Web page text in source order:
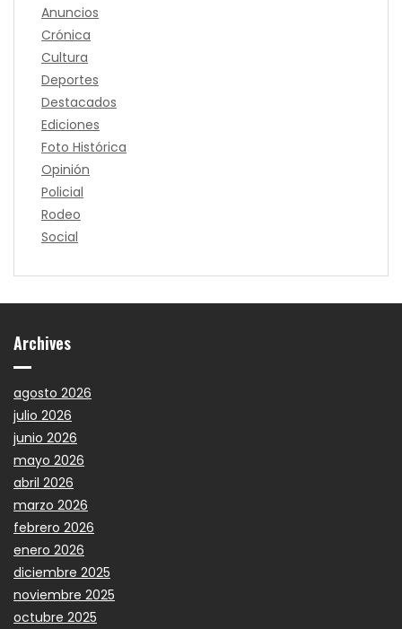
Anuncios
Crónica
Cultura
Deportes
Destacados
Ediciones
Foto Histórica
Opinión
Policial
Rodeo
Social
Archives
agosto 2026
julio 2026
junio 2026
mayo 2026
abril 2026
marzo 2026
febrero 2026
enero 2026
diciembre 2025
noviembre 2025
octubre 2025